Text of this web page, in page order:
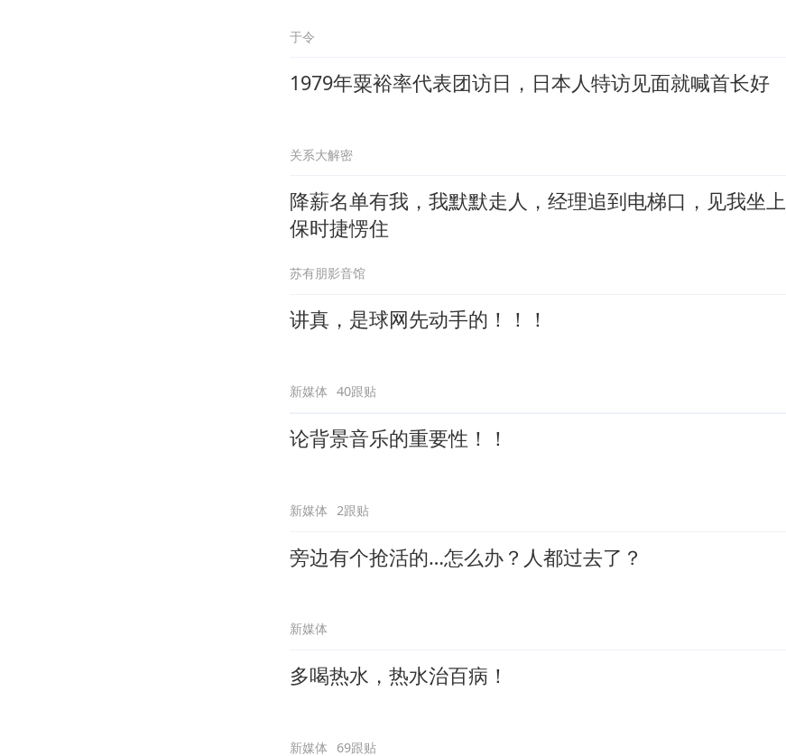
于令
1979年粟裕率代表团访日，日本人特访见面就喊首长好
关系大解密
降薪名单有我，我默默走人，经理追到电梯口，见我坐上
保时捷愣住
苏有朋影音馆
讲真，是球网先动手的！！！
新媒体 40跟贴
论背景音乐的重要性！！
新媒体 2跟贴
旁边有个抢活的…怎么办？人都过去了？
新媒体
多喝热水，热水治百病！
新媒体 69跟贴